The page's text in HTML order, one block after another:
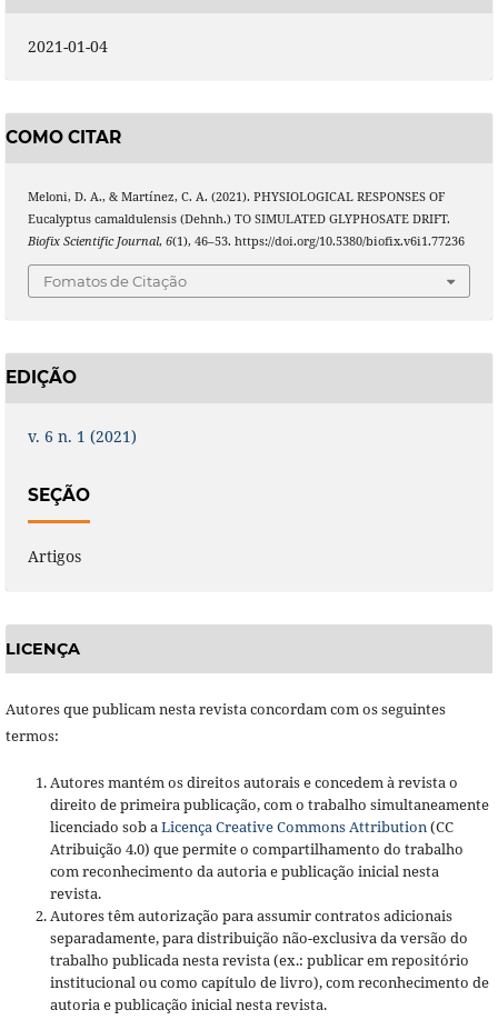
2021-01-04
COMO CITAR
Meloni, D. A., & Martínez, C. A. (2021). PHYSIOLOGICAL RESPONSES OF
Eucalyptus camaldulensis (Dehnh.) TO SIMULATED GLYPHOSATE DRIFT.
Biofix Scientific Journal, 6(1), 46–53. https://doi.org/10.5380/biofix.v6i1.77236
Fomatos de Citação
EDIÇÃO
v. 6 n. 1 (2021)
SEÇÃO
Artigos
LICENÇA
Autores que publicam nesta revista concordam com os seguintes
termos:
Autores mantém os direitos autorais e concedem à revista o
direito de primeira publicação, com o trabalho simultaneamente
licenciado sob aLicença Creative Commons Attribution(CC
Atribuição 4.0) que permite o compartilhamento do trabalho
com reconhecimento da autoria e publicação inicial nesta
revista.
Autores têm autorização para assumir contratos adicionais
separadamente, para distribuição não-exclusiva da versão do
trabalho publicada nesta revista (ex.: publicar em repositório
institucional ou como capítulo de livro), com reconhecimento de
autoria e publicação inicial nesta revista.